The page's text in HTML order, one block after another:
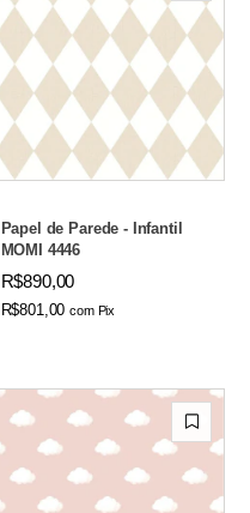
Papel de Parede - Infantil
MOMI 4446
R$890,00
R$801,00com Pix